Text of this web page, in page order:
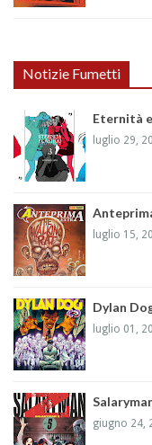
Notizie Fumetti
Eternità
luglio 29,
luglio 15,
Dylan
luglio 01,
giugno 24,